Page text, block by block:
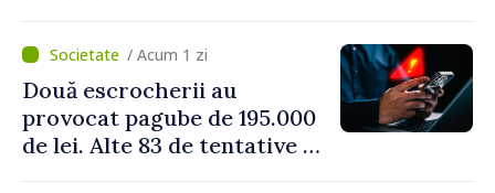
/ Acum 1 zi
Două escrocherii au
provocat pagube de 195.000
de lei. Alte 83 de tentative au